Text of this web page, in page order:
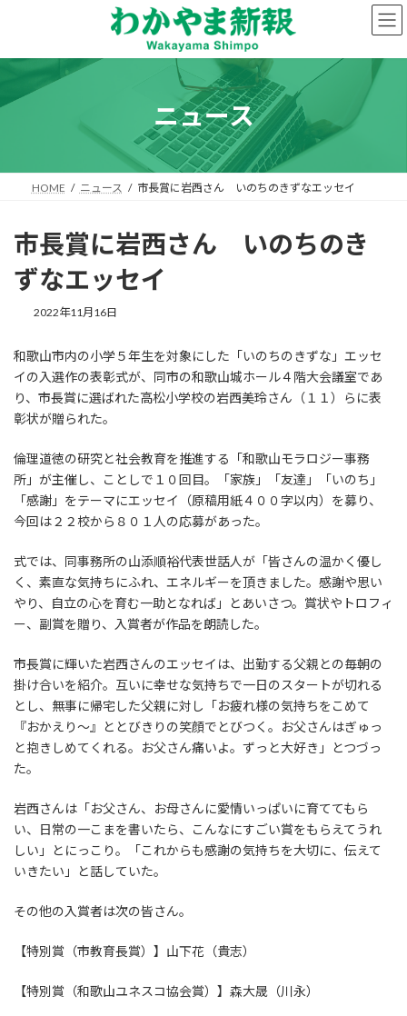
ン
へ
プ
ー
ョ
動
ニュース
HOME ニュース 市長賞に岩西さん いのちのきずなエッセイ
市長賞に岩西さん いのちのき
ずなエッセイ
2022年11月16日
和歌山市内の小学５年生を対象にした「いのちのきずな」エッセ
イの入選作の表彰式が、同市の和歌山城ホール４階大会議室であ
り、市長賞に選ばれた高松小学校の岩西美玲さん（１１）らに表
彰状が贈られた。
倫理道徳の研究と社会教育を推進する「和歌山モラロジー事務
所」が主催し、ことしで１０回目。「家族」「友達」「いのち」
「感謝」をテーマにエッセイ（原稿用紙４００字以内）を募り、
今回は２２校から８０１人の応募があった。
式では、同事務所の山添順裕代表世話人が「皆さんの温かく優し
く、素直な気持ちにふれ、エネルギーを頂きました。感謝や思い
やり、自立の心を育む一助となれば」とあいさつ。賞状やトロフィ
ー、副賞を贈り、入賞者が作品を朗読した。
市長賞に輝いた岩西さんのエッセイは、出勤する父親との毎朝の
掛け合いを紹介。互いに幸せな気持ちで一日のスタートが切れる
とし、無事に帰宅した父親に対し「お疲れ様の気持ちをこめて
『おかえり～』ととびきりの笑顔でとびつく。お父さんはぎゅっ
と抱きしめてくれる。お父さん痛いよ。ずっと大好き」とつづっ
た。
岩西さんは「お父さん、お母さんに愛情いっぱいに育ててもら
い、日常の一こまを書いたら、こんなにすごい賞をもらえてうれ
しい」とにっこり。「これからも感謝の気持ちを大切に、伝えて
いきたい」と話していた。
その他の入賞者は次の皆さん。
【特別賞（市教育長賞）】山下花（貴志）
【特別賞（和歌山ユネスコ協会賞）】森大晟（川永）